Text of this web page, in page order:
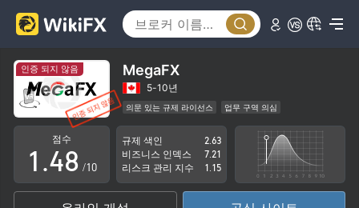
인증 되지 않음 MegaFX
5-10년
의문 있는 규제 라이선스
업무 구역 의심
잠재적 위험성이 높음
점수
0
1
2
.
0
1
2
3
4
5
4
5
6
7
8
9
/10
규제 색인
2.63
비즈니스 인덱스
7.21
리스크 관리 지수
1.15